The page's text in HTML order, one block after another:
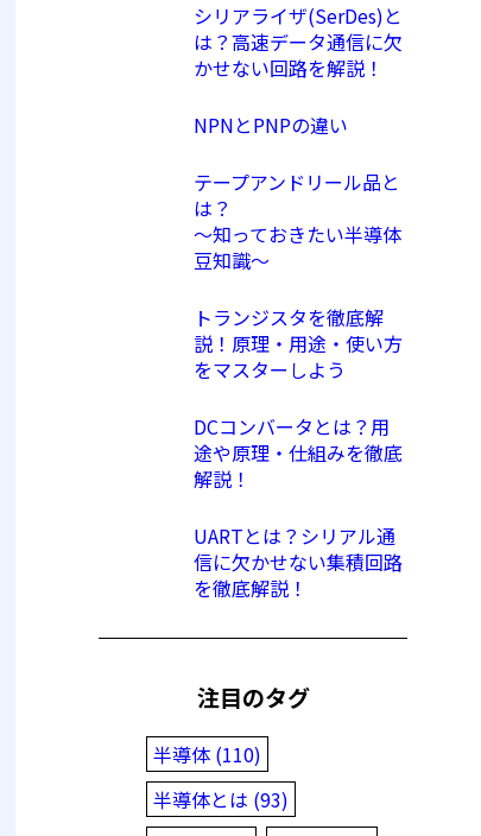
シリアライザ(SerDes)と
は？高速データ通信に欠
かせない回路を解説！
NPNとPNPの違い
テープアンドリール品と
は？
〜知っておきたい半導体
豆知識〜
トランジスタを徹底解
説！原理・用途・使い方
をマスターしよう
DCコンバータとは？用
途や原理・仕組みを徹底
解説！
UARTとは？シリアル通
信に欠かせない集積回路
を徹底解説！
注目のタグ
半導体 (110)
半導体とは (93)